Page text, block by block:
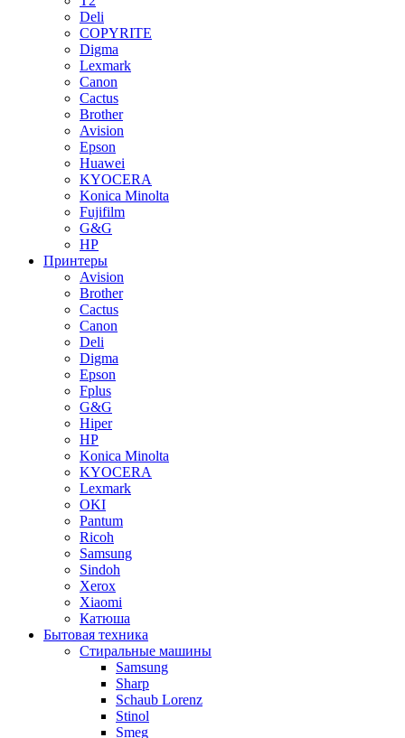
Deli
COPYRITE
Digma
Lexmark
Canon
Cactus
Brother
Avision
Epson
Huawei
KYOCERA
Konica Minolta
Fujifilm
G&G
HP
Принтеры
Avision
Brother
Cactus
Canon
Deli
Digma
Epson
Fplus
G&G
Hiper
HP
Konica Minolta
KYOCERA
Lexmark
OKI
Pantum
Ricoh
Samsung
Sindoh
Xerox
Xiaomi
Катюша
Бытовая техника
Стиральные машины
Samsung
Sharp
Schaub Lorenz
Stinol
Smeg